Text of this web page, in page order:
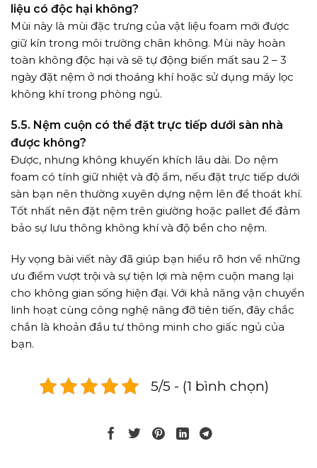
liệu có độc hại không?
Mùi này là mùi đặc trưng của vật liệu foam mới được
giữ kín trong môi trường chân không. Mùi này hoàn
toàn không độc hại và sẽ tự động biến mất sau 2 – 3
ngày đặt nệm ở nơi thoáng khí hoặc sử dụng máy lọc
không khí trong phòng ngủ.
5.5. Nệm cuộn có thể đặt trực tiếp dưới sàn nhà
được không?
Được, nhưng không khuyến khích lâu dài. Do nệm
foam có tính giữ nhiệt và độ ẩm, nếu đặt trực tiếp dưới
sàn bạn nên thường xuyên dựng nệm lên để thoát khí.
Tốt nhất nên đặt nệm trên giường hoặc pallet để đảm
bảo sự lưu thông không khí và độ bền cho nệm.
Hy vọng bài viết này đã giúp bạn hiểu rõ hơn về những
ưu điểm vượt trội và sự tiện lợi mà nệm cuộn mang lại
cho không gian sống hiện đại. Với khả năng vận chuyển
linh hoạt cùng công nghệ nâng đỡ tiên tiến, đây chắc
chắn là khoản đầu tư thông minh cho giấc ngủ của
bạn.
5/5 - (1 bình chọn)